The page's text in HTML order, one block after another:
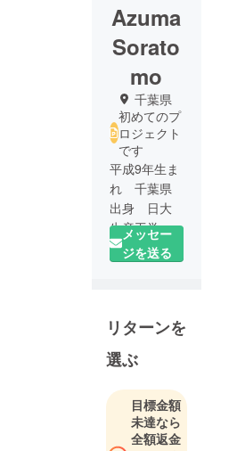
Azuma
Sorato
mo
千葉県
初めてのプ
ロジェクト
です
平成9年生ま
れ 千葉県
出身 日大
生産工学部
土木工学
科 4年生の
音楽（邦
聴くこと、
程度）を見
ること、ス
ノーボード
メッセー
ジを送る
リターンを
選ぶ
目標金額
未達なら
全額返金